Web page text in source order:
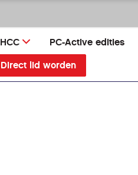
HCC PC-Active edities
Direct lid worden